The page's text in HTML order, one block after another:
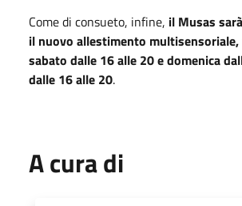
Come di consueto, infine, il Musas
il nuovo allestimento multisensoriale,
sabato dalle 16 alle 20 e domenica
dalle 16 alle 20.
A cura di